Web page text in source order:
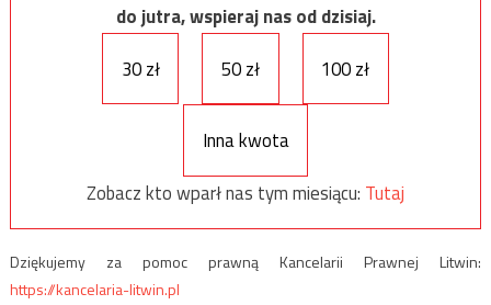
do jutra, wspieraj nas od dzisiaj.
30 zł
50 zł 100 zł
Inna kwota
Zobacz kto wparł nas tym miesiącu: Tutaj
Dziękujemy za pomoc prawną Kancelarii Prawnej Litwin:
https://kancelaria-litwin.pl